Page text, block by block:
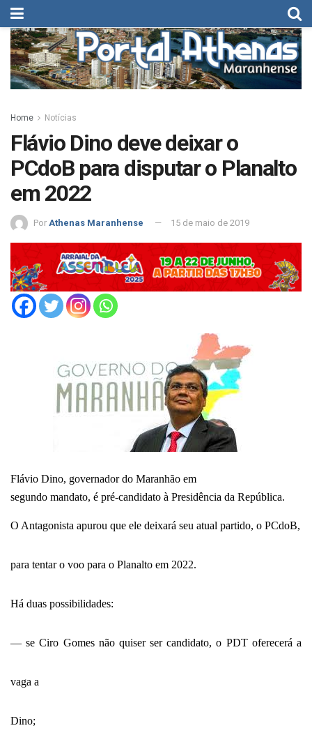
Home Notícias
Flávio Dino deve deixar o
PCdoB para disputar o Planalto
em 2022
Por Athenas Maranhense 15 de maio de 2019
Flávio Dino, governador do Maranhão em
segundo mandato, é pré-candidato à Presidência da República.
O Antagonista apurou que ele deixará seu atual partido, o PCdoB,
para tentar o voo para o Planalto em 2022.
Há duas possibilidades:
— se Ciro Gomes não quiser ser candidato, o PDT oferecerá a
vaga a
Dino;